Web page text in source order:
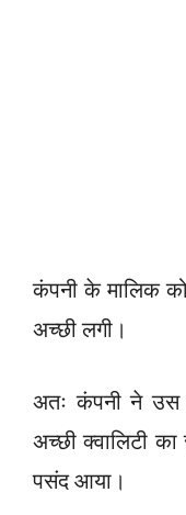
कंपनी के मालिक को
अच्छी लगी।
अतः कंपनी ने उस
अच्छी क्वालिटी
पसंद आया।